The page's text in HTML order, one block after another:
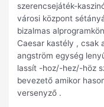
szerencsejáték-
városi központ
bizalmas
Caesar kastély , csak
angström egység
lassít -hoz/-hez/-höz
bevezető amikor
versenyző .